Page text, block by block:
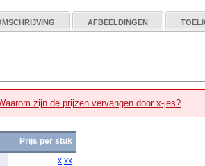
AFBEELDINGEN
zijn de prijzen vervangen door x-jes?
Prijs per stuk
x,xx